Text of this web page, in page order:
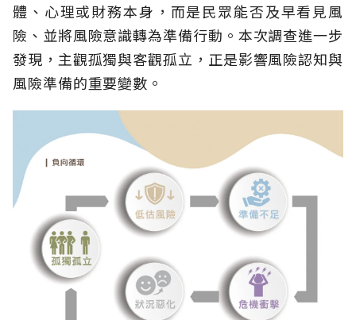
體、心理或財務本身，而是民眾能否及早看見風
險、並將風險意識轉為準備行動。本次調查進一步
發現，主觀孤獨與客觀孤立，正是影響風險認知與
風險準備的重要變數。